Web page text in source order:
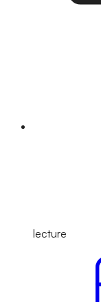
lecture